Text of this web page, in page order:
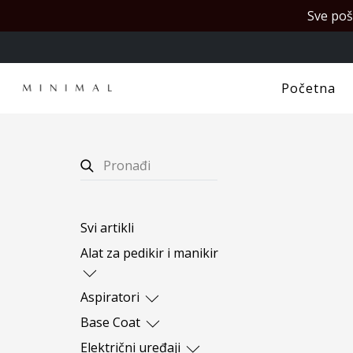
Sve
Početna
Svi artikli
Alat za pedikir i manikir
Cangle
Makaze
Pogurivači
Aspiratori
Aspiratori za manikir
Postolja i dodaci za
Base Coat
Baze sa efektima
Električni uređaji